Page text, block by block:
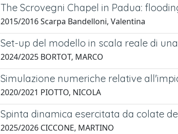
The Scrovegni Chapel in Padua:
2015/2016 Scarpa Bandelloni, Valentina
Set-up del modello in scala reale di
2024/2025 BORTOT, MARCO
Simulazione numeriche relative
2020/2021 PIOTTO, NICOLA
Spinta dinamica esercitata da colate
2025/2026 CICCONE, MARTINO